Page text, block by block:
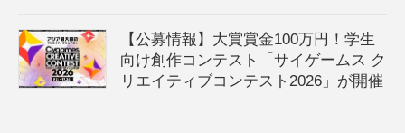
【公募情報】大賞賞金100万円！学生
向け創作コンテスト「サイゲームス ク
リエイティブコンテスト2026」が開催